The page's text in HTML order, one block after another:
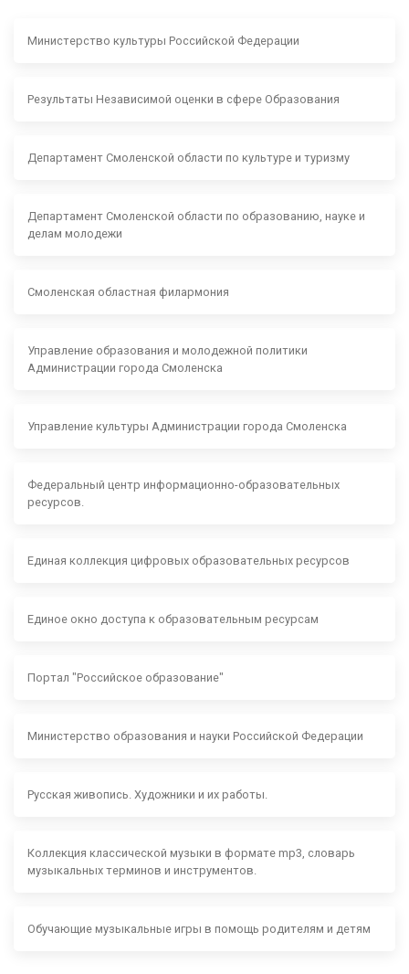
Министерство культуры Российской Федерации
Результаты Независимой оценки в сфере Образования
Департамент Смоленской области по культуре и туризму
Департамент Смоленской области по образованию, науке и
делам молодежи
Смоленская областная филармония
Управление образования и молодежной политики
Администрации города Смоленска
Управление культуры Администрации города Смоленска
Федеральный центр информационно-образовательных
ресурсов.
Единая коллекция цифровых образовательных ресурсов
Единое окно доступа к образовательным ресурсам
Портал "Российское образование"
Министерство образования и науки Российской Федерации
Русская живопись. Художники и их работы.
Коллекция классической музыки в формате mp3, словарь
музыкальных терминов и инструментов.
Обучающие музыкальные игры в помощь родителям и детям